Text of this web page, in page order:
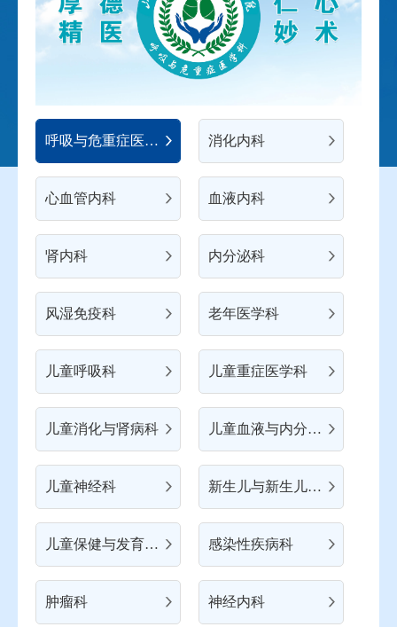
呼吸与危重症医学科 消化内科
心血管内科 血液内科
肾内科 内分泌科
风湿免疫科 老年医学科
儿童呼吸科 儿童重症医学科
儿童消化与肾病科 儿童血液与内分泌科
儿童神经科 新生儿与新生儿重症科
儿童保健与发育行为科 感染性疾病科
肿瘤科 神经内科